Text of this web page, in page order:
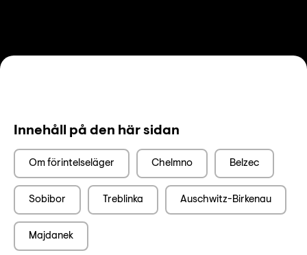
Innehåll på den här sidan
Om förintelseläger Chelmno Belzec
Sobibor Treblinka Auschwitz-Birkenau
Majdanek